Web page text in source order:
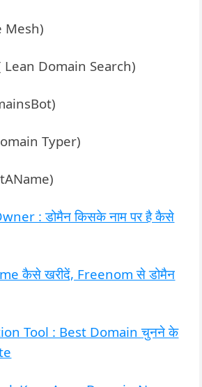
Mesh)
Lean Domain Search)
Typer)
: डोमैन किसके नाम पर है कैसे
कैसे खरीदें, Freenom से डोमैन
Tool : Best Domain चुनने के